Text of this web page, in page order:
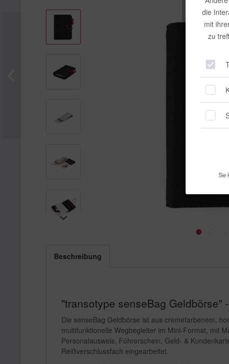
die
mit
zu
Sie
Beschreibung
"transotype senseBag Geldbörse"
Die senseBag Geldbörse ist aus cremefarbenem,
multifunktionelle Wegbegleiter im Mini-Format, mit
Personalausweis, Führerschein, Geld- &
Reißverschlussfach eingearbeitet.